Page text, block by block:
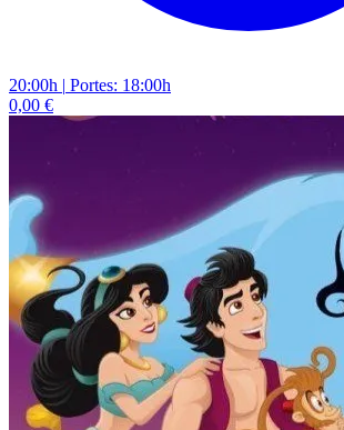
20:00h | Portes: 18:00h
0,00 €